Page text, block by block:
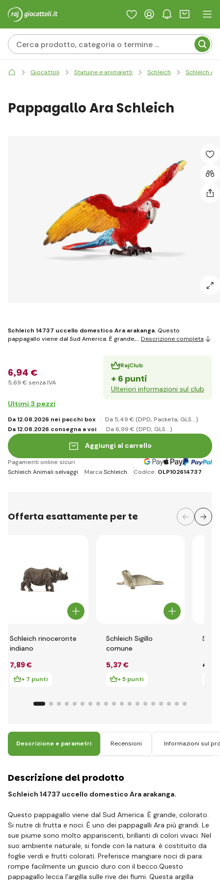
Giocattoli Statuine e animaletti Schleich Schleich
Pappagallo Ara Schleich
Schleich 14737 uccello domestico Ara arakanga.Questo
pappagallo viene dal Sud America. È grande,… Descrizione completa
6,94 €
5,69 € senza IVA
RajClub
+ 6 punti
Ulteriori informazioni sul club
Ultimi 3 pezzi
Da 12.08.2026 nei pacchi box Da 5,49 € (DPD, Packeta, GLS...)
Da 12.08.2026 consegna a voi
Da 6,99 € (DPD, GLS...)
Aggiungi al carrello
Pagamenti online sicuri
Schleich Animali selvaggi
MarcaSchleich Codice: OLP102614737
Offerta esattamente per te
Schleich rinoceronte
indiano
7,89 €
+ 7 punti
Schleich Sigillo
comune
5,37 €
+ 5 punti
4
Descrizione e parametri Recensioni Informazioni sul
Descrizione del prodotto
Schleich 14737 uccello domestico Ara arakanga.
Questo pappagallo viene dal Sud America. È grande, colorato.
Si nutre di frutta e noci. È uno dei pappagalli Ara più grandi. Le
sue piume sono molto appariscenti, brillanti di colori vivaci. Nel
suo ambiente naturale, si fonde con la natura: è costituito da
foglie verdi e frutti colorati. Preferisce mangiare noci di para:
rompe facilmente un guscio duro con il becco.Questo
pappagallo lecca l'argilla sulle rive dei fiumi. Questa argilla